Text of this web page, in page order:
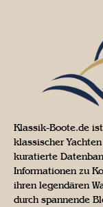
Klassik-Boote.de
klassischer
kuratierte
Informationen zu
ihren legendären
durch spannende